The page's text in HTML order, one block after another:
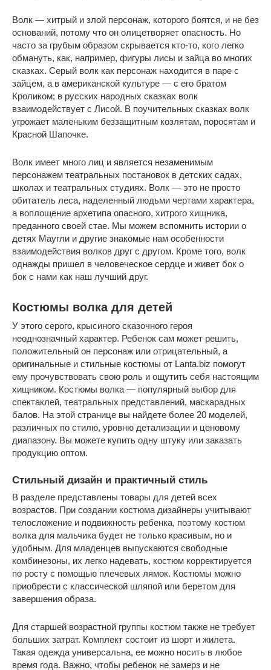
Волк — хитрый и злой персонаж, которого боятся, и не без
оснований, потому что он олицетворяет опасность. Но
часто за грубым образом скрывается кто-то, кого легко
обмануть, как, например, фигуры лисы и зайца во многих
сказках. Серый волк как персонаж находится в паре с
зайцем, а в американской культуре — с его братом
Кроликом; в русских народных сказках волк
взаимодействует с Лисой. В поучительных сказках волк
угрожает маленьким беззащитным козлятам, поросятам и
Красной Шапочке.
Волк имеет много лиц и является незаменимым
персонажем театральных постановок в детских садах,
школах и театральных студиях. Волк — это не просто
обитатель леса, наделенный людьми чертами характера,
а воплощение архетипа опасного, хитрого хищника,
преданного своей стае. Мы можем вспомнить истории о
детях Маугли и другие знакомые нам особенности
взаимодействия волков друг с другом. Кроме того, волк
однажды пришел в человеческое сердце и живет бок о
бок с нами как наш лучший друг.
Костюмы волка для детей
У этого серого, крысиного сказочного героя
неоднозначный характер. Ребенок сам может решить,
положительный он персонаж или отрицательный, а
оригинальные и стильные костюмы от Lanta.biz помогут
ему прочувствовать свою роль и ощутить себя настоящим
хищником. Костюмы волка — популярный выбор для
спектаклей, театральных представлений, маскарадных
балов. На этой странице вы найдете более 20 моделей,
различных по стилю, уровню детализации и ценовому
диапазону. Вы можете купить одну штуку или заказать
продукцию оптом.
Стильный дизайн и практичный стиль
В разделе представлены товары для детей всех
возрастов. При создании костюма дизайнеры учитывают
телосложение и подвижность ребенка, поэтому костюм
волка для мальчика будет не только красивым, но и
удобным. Для младенцев выпускаются свободные
комбинезоны, их легко надевать, костюм корректируется
по росту с помощью плечевых лямок. Костюмы можно
приобрести с классической шляпой или беретом для
завершения образа.
Для старшей возрастной группы костюм также не требует
больших затрат. Комплект состоит из шорт и жилета.
Такая одежда универсальна, ее можно носить в любое
время года. Важно, чтобы ребенок не замерз и не